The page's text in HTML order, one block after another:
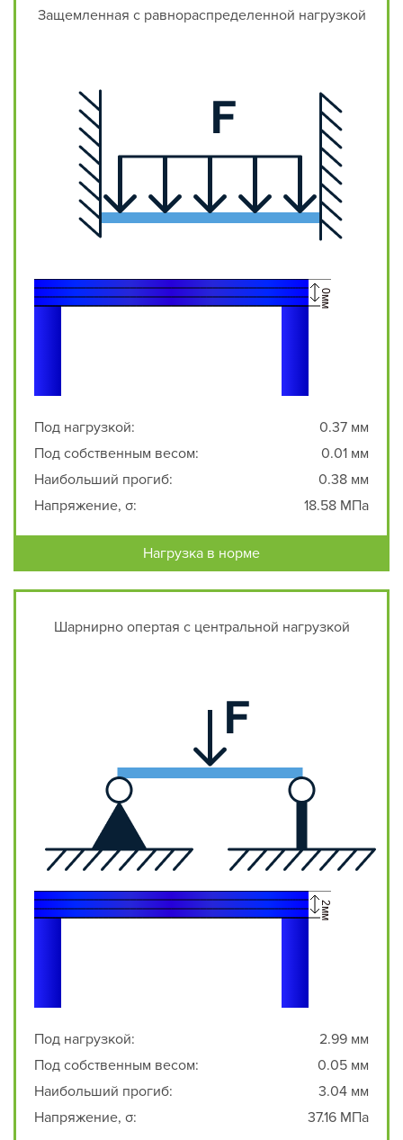
Защемленная с равнораспределенной нагрузкой
Под нагрузкой:
0.37 мм
Под собственным весом:
0.01 мм
Наибольший прогиб:
0.38 мм
Напряжение, σ:
18.58 МПа
Нагрузка в норме
Шарнирно опертая с центральной нагрузкой
Под нагрузкой:
2.99 мм
Под собственным весом:
0.05 мм
Наибольший прогиб:
3.04 мм
Напряжение, σ:
37.16 МПа